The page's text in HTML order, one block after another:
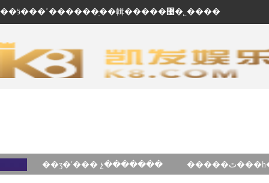
��ӭ���ʽ������ֽ��輯�����޹�˾����
��ʒ�ʹ��� չ�������